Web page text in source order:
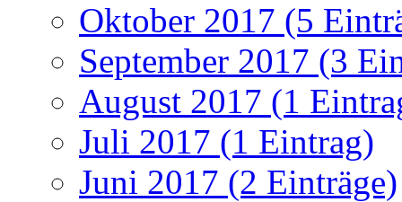
Oktober 2017 (5
September 2017 (3
August 2017 (1
Juli 2017 (1 Eintrag)
Juni 2017 (2 Einträge)